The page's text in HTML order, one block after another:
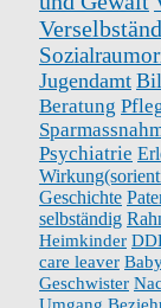
Jugendamt
Beratung
Psychiatrie
Geschichte
selbständig
Heimkinder
care leaver
Geschwister
Umgang